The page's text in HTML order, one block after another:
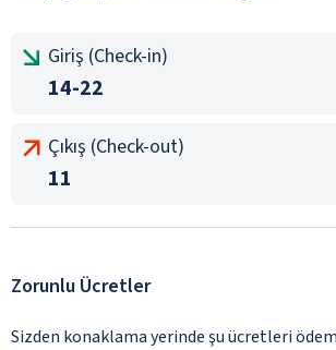
Giriş (Check-in)
14-22
Çıkış (Check-out)
11
Zorunlu Ücretler
Sizden konaklama yerinde şu ücretleri